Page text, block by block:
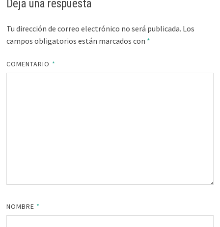
Deja una respuesta
Tu dirección de correo electrónico no será publicada. Los
campos obligatorios están marcados con *
COMENTARIO *
NOMBRE *